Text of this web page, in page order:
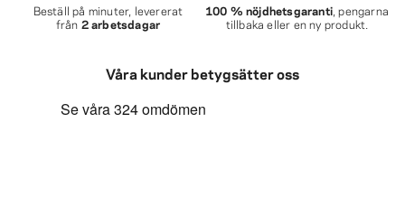
Beställ på minuter, levererat
från 2 arbetsdagar
100 % nöjdhetsgaranti , pengarna
tillbaka eller en ny produkt.
Våra kunder betygsätter oss